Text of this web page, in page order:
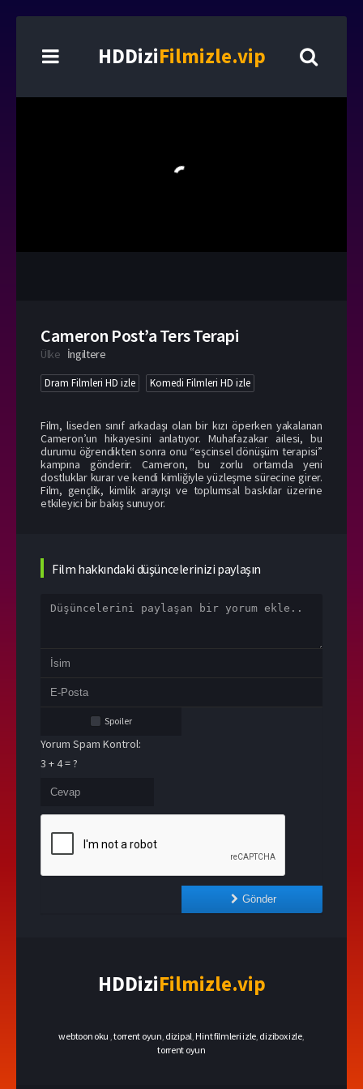
HDDiziFilmizle.vip
Cameron Post’a Ters Terapi
Ülke İngiltere
Dram Filmleri HD izle Komedi Filmleri HD izle
Film, liseden sınıf arkadaşı olan bir kızı öperken yakalanan
Cameron’un hikayesini anlatıyor. Muhafazakar ailesi, bu
durumu öğrendikten sonra onu “eşcinsel dönüşüm terapisi”
kampına gönderir. Cameron, bu zorlu ortamda yeni
dostluklar kurar ve kendi kimliğiyle yüzleşme sürecine girer.
Film, gençlik, kimlik arayışı ve toplumsal baskılar üzerine
etkileyici bir bakış sunuyor.
Film hakkındaki düşüncelerinizi paylaşın
Spoiler
Yorum Spam Kontrol:
3 + 4 = ?
Gönder
HDDiziFilmizle.vip
webtoon oku ,torrent oyun dizipal Hint filmleri izle dizibox izle,
torrent oyun